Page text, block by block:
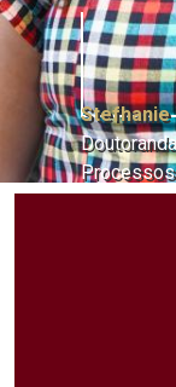
Stefhanie